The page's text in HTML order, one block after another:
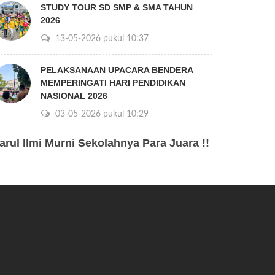
STUDY TOUR SD SMP & SMA TAHUN
2026
13-05-2026 pukul 10:37
PELAKSANAAN UPACARA BENDERA
MEMPERINGATI HARI PENDIDIKAN
NASIONAL 2026
03-05-2026 pukul 10:29
Ilmi Murni Sekolahnya Para Juara !!